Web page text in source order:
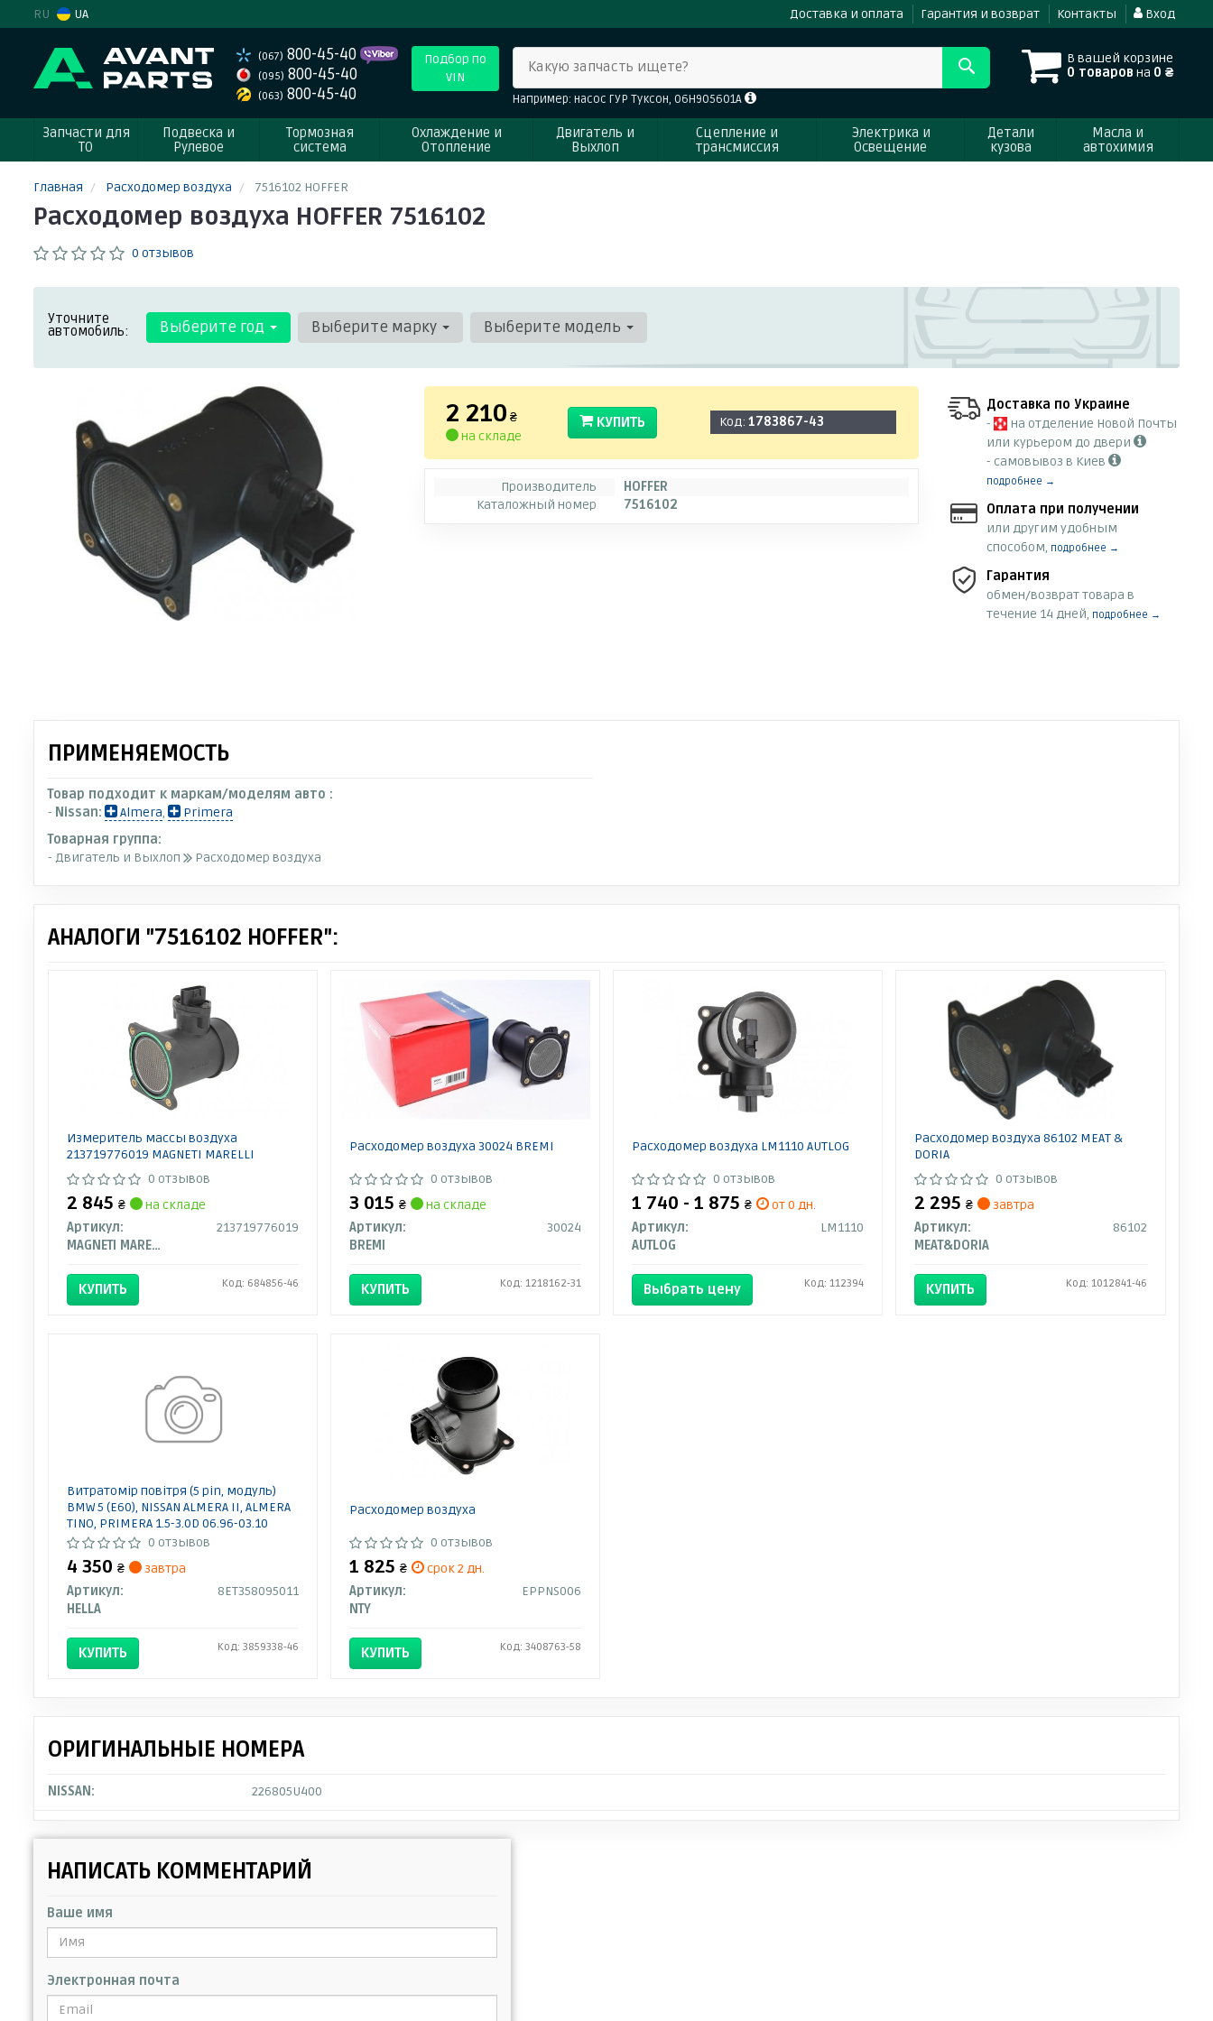
RU UA Доставка и оплата Гарантия и возврат Контакты Вход
(067) 800-45-40
(095) 800-45-40
(063) 800-45-40
Подбор по
VIN
В вашей корзине
0 товаров на 0 ₴
Какую запчасть ищете?
Например: насос ГУР Туксон, 06H905601A
Запчасти для
ТО
Подвеска и
Рулевое
Тормозная
система
Охлаждение и
Отопление
Двигатель и
Выхлоп
Сцепление и
трансмиссия
Электрика и
Освещение
Детали
кузова
Масла и
автохимия
Главная Расходомер воздуха 7516102 HOFFER
Расходомер воздуха HOFFER 7516102
0 отзывов
Уточните
автомобиль: Выберите год Выберите марку Выберите модель
2 210 ₴
на складе
КУПИТЬ Код:1783867-43
Производитель
HOFFER
Каталожный номер
7516102
Доставка по Украине
-
на отделение Новой Почты
или курьером до двери
- самовывоз в Киев
подробнее →
Оплата при получении
или другим удобным
способом, подробнее →
Гарантия
обмен/возврат товара в
течение 14 дней, подробнее →
ПРИМЕНЯЕМОСТЬ
Товар подходит к маркам/моделям авто :
- Nissan: Almera,
Primera
Товарная группа:
- Двигатель и Выхлоп
Расходомер воздуха
АНАЛОГИ "7516102 HOFFER":
Измеритель массы воздуха
213719776019 MAGNETI MARELLI
0 отзывов
2 845 ₴
на складе
Артикул:
213719776019
MAGNETI MARELLI
КУПИТЬ Код: 684856-46
Расходомер воздуха 30024 BREMI
0 отзывов
3 015 ₴
на складе
Артикул:
30024
BREMI
КУПИТЬ Код: 1218162-31
Расходомер воздуха LM1110 AUTLOG
0 отзывов
1 740 - 1 875 ₴
от 0 дн.
Артикул:
LM1110
AUTLOG
Выбрать цену Код: 112394
Расходомер воздуха 86102 MEAT &
DORIA
0 отзывов
2 295₴
завтра
Артикул:
86102
MEAT&DORIA
КУПИТЬ Код: 1012841-46
Витратомір повітря (5 pin, модуль)
BMW 5 (E60), NISSAN ALMERA II, ALMERA
TINO, PRIMERA 1.5-3.0D 06.96-03.10
8ET358095011 HELLA
0 отзывов
4 350 ₴
завтра
Артикул:
8ET358095011
HELLA
КУПИТЬ Код: 3859338-46
Расходомер воздуха
0 отзывов
1 825 ₴
срок 2 дн.
Артикул:
EPPNS006
NTY
КУПИТЬ Код: 3408763-58
ОРИГИНАЛЬНЫЕ НОМЕРА
NISSAN: 226805U400
НАПИСАТЬ КОММЕНТАРИЙ
Ваше имя
Электронная почта